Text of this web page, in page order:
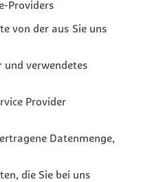
Providers
von der aus Sie uns
und verwendetes
Provider
Datenmenge,
die Sie bei uns